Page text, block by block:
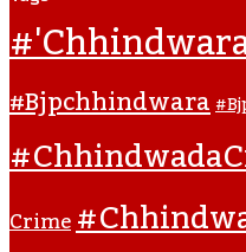
#bjpchhindwara
Crime